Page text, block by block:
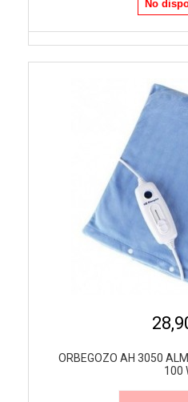
No
ORBEGOZO AH 3050
100